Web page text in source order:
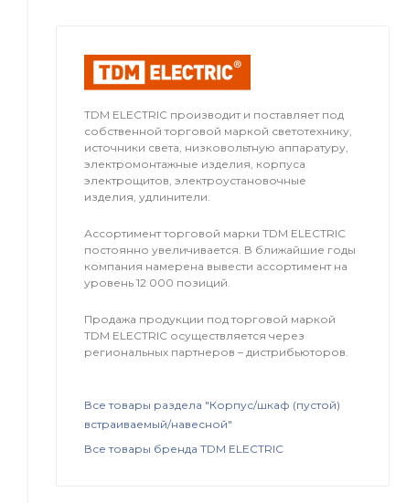
TDM ЕLECTRIC производит и поставляет под
собственной торговой маркой светотехнику,
источники света, низковольтную аппаратуру,
электромонтажные изделия, корпуса
электрощитов, электроустановочные
изделия, удлинители.
Ассортимент торговой марки TDM ЕLECTRIC
постоянно увеличивается. В ближайшие годы
компания намерена вывести ассортимент на
уровень 12 000 позиций.
Продажа продукции под торговой маркой
TDM ЕLECTRIC осуществляется через
региональных партнеров – дистрибьюторов.
Все товары раздела "Корпус/шкаф (пустой)
встраиваемый/навесной"
Все товары бренда TDM ЕLECTRIC